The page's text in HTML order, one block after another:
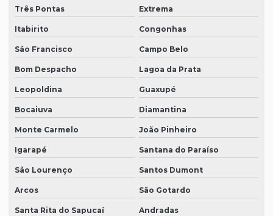
Três Pontas Extrema
Itabirito Congonhas
São Francisco Campo Belo
Bom Despacho Lagoa da Prata
Leopoldina Guaxupé
Bocaiuva Diamantina
Monte Carmelo João Pinheiro
Igarapé Santana do Paraíso
São Lourenço Santos Dumont
Arcos São Gotardo
Santa Rita do Sapucaí Andradas